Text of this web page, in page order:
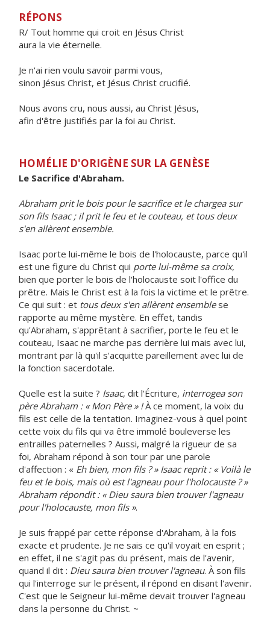
RÉPONS
R/ Tout homme qui croit en Jésus Christ
aura la vie éternelle.
Je n'ai rien voulu savoir parmi vous,
sinon Jésus Christ, et Jésus Christ crucifié.
Nous avons cru, nous aussi, au Christ Jésus,
afin d'être justifiés par la foi au Christ.
HOMÉLIE D'ORIGÈNE SUR LA GENÈSE
Le Sacrifice d'Abraham.
Abraham prit le bois pour le sacrifice et le chargea sur
son fils Isaac ; il prit le feu et le couteau, et tous deux
s'en allèrent ensemble.
Isaac porte lui-même le bois de l'holocauste, parce qu'il
est une figure du Christ qui porte lui-même sa croix,
bien que porter le bois de l'holocauste soit l'office du
prêtre. Mais le Christ est à la fois la victime et le prêtre.
Ce qui suit : et tous deux s'en allèrent ensemblese
rapporte au même mystère. En effet, tandis
qu'Abraham, s'apprêtant à sacrifier, porte le feu et le
couteau, Isaac ne marche pas derrière lui mais avec lui,
montrant par là qu'il s'acquitte pareillement avec lui de
la fonction sacerdotale.
Quelle est la suite ? Isaac, dit l'Écriture, interrogea son
père Abraham : « Mon Père » !À ce moment, la voix du
fils est celle de la tentation. Imaginez-vous à quel point
cette voix du fils qui va être immolé bouleverse les
entrailles paternelles ? Aussi, malgré la rigueur de sa
foi, Abraham répond à son tour par une parole
d'affection : « Eh bien, mon fils ? » Isaac reprit : « Voilà le
feu et le bois, mais où est l'agneau pour l'holocauste ? »
Abraham répondit : « Dieu saura bien trouver l'agneau
pour l'holocauste, mon fils ».
Je suis frappé par cette réponse d'Abraham, à la fois
exacte et prudente. Je ne sais ce qu'il voyait en esprit ;
en effet, il ne s'agit pas du présent, mais de l'avenir,
quand il dit : Dieu saura bien trouver l'agneau. À son fils
qui l'interroge sur le présent, il répond en disant l'avenir.
C'est que le Seigneur lui-même devait trouver l'agneau
dans la personne du Christ. ~